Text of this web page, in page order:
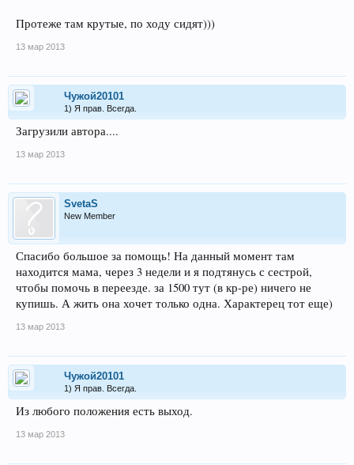
Протеже там крутые, по ходу сидят)))
13 мар 2013
Чужой20101
1) Я прав. Всегда.
Загрузили автора....
13 мар 2013
SvetaS
New Member
Спасибо большое за помощь! На данный момент там
находится мама, через 3 недели и я подтянусь с сестрой,
чтобы помочь в переезде. за 1500 тут (в кр-ре) ничего не
купишь. А жить она хочет только одна. Характерец тот еще)
13 мар 2013
Чужой20101
1) Я прав. Всегда.
Из любого положения есть выход.
13 мар 2013